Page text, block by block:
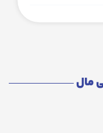
مال